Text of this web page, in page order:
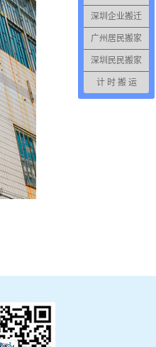
深圳企业搬迁
广州居民搬家
深圳民民搬家
计 时 搬 运